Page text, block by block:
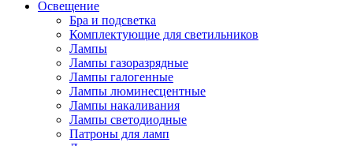
Освещение
Бра и подсветка
Комплектующие для светильников
Лампы
Лампы газоразрядные
Лампы галогенные
Лампы люминесцентные
Лампы накаливания
Лампы светодиодные
Патроны для ламп